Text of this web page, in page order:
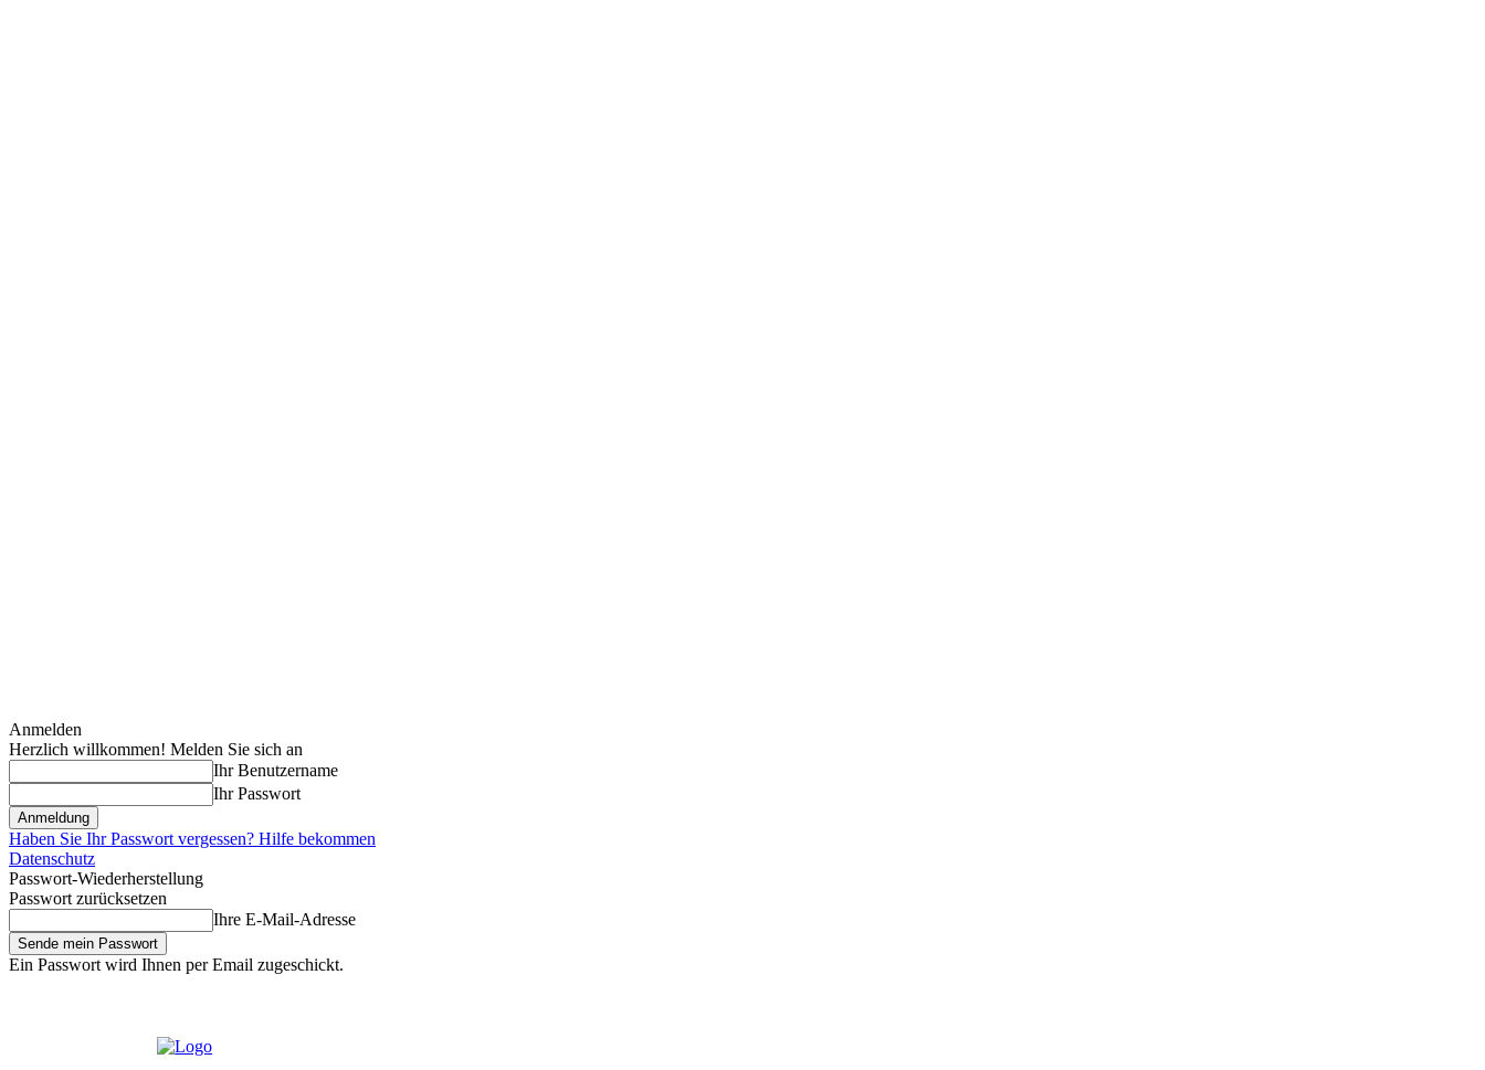
Anmelden
Herzlich willkommen! Melden Sie sich an
Ihr Benutzername
Ihr Passwort
Haben Sie Ihr Passwort vergessen? Hilfe bekommen
Datenschutz
Passwort-Wiederherstellung
Passwort zurücksetzen
Ihre E-Mail-Adresse
Ein Passwort wird Ihnen per Email zugeschickt.